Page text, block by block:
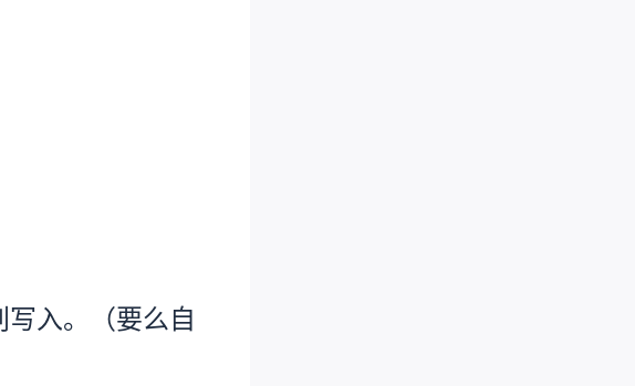
入。（要么自